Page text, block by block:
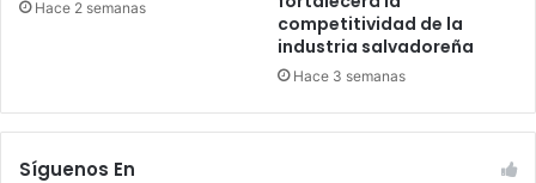
Hace 2 semanas
competitividad de la
industria salvadoreña
Hace 3 semanas
Síguenos En